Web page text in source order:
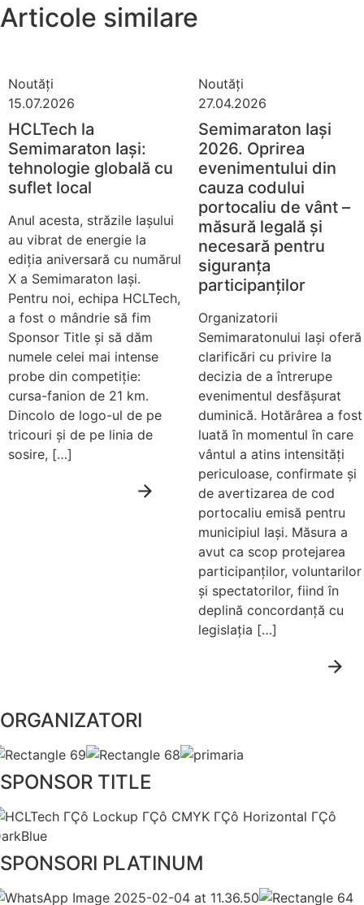
Articole similare
Noutăți
15.07.2026
HCLTech la
Semimaraton Iași:
tehnologie globală cu
suflet local
Anul acesta, străzile Iașului
au vibrat de energie la
ediția aniversară cu numărul
X a Semimaraton Iași.
Pentru noi, echipa HCLTech,
a fost o mândrie să fim
Sponsor Title și să dăm
numele celei mai intense
probe din competiție:
cursa-fanion de 21 km.
Dincolo de logo-ul de pe
tricouri și de pe linia de
sosire, […]
Noutăți
27.04.2026
Semimaraton Iași
2026. Oprirea
evenimentului din
cauza codului
portocaliu de vânt –
măsură legală și
necesară pentru
siguranța
participanților
Organizatorii
Semimaratonului Iași oferă
clarificări cu privire la
decizia de a întrerupe
evenimentul desfășurat
duminică. Hotărârea a fost
luată în momentul în care
vântul a atins intensități
periculoase, confirmate și
de avertizarea de cod
portocaliu emisă pentru
municipiul Iași. Măsura a
avut ca scop protejarea
participanților, voluntarilor
și spectatorilor, fiind în
deplină concordanță cu
legislația […]
ORGANIZATORI
SPONSOR TITLE
SPONSORI PLATINUM